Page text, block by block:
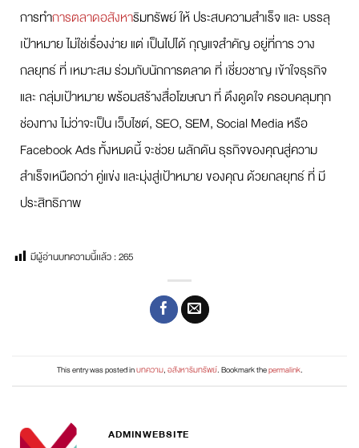
การทำการตลาดอสังหาริมทรัพย์ ให้ ประสบความสำเร็จ และ บรรลุ
เป้าหมาย ไม่ใช่เรื่องง่าย แต่ เป็นไปได้ กุญแจสำคัญ อยู่ที่การ วาง
กลยุทธ์ ที่ เหมาะสม ร่วมกับนักการตลาด ที่ เชี่ยวชาญ เข้าใจธุรกิจ
และ กลุ่มเป้าหมาย พร้อมสร้างสื่อโฆษณา ที่ ดึงดูดใจ ครอบคลุมทุก
ช่องทาง ไม่ว่าจะเป็น เว็บไซต์, SEO, SEM, Social Media หรือ
Facebook Ads ทั้งหมดนี้ จะช่วย ผลักดัน ธุรกิจของคุณสู่ความ
สำเร็จเหนือกว่า คู่แข่ง และมุ่งสู่เป้าหมาย ของคุณ ด้วยกลยุทธ์ ที่ มี
ประสิทธิภาพ
มีผู้อ่านบทความนี้เเล้ว :265
This entry was posted inบทความ,อสังหาริมทรัพย์. Bookmark thepermalink.
ADMINWEBSITE